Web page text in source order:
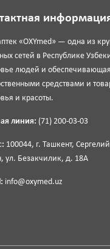
«OXYmed» — одна из
сетей в Республике
людей и
средствами и
и красоты.
линия: (71) 200-03-03
100044, г. Ташкент,
ул. Безакчилик, д. 18А
info@oxymed.uz